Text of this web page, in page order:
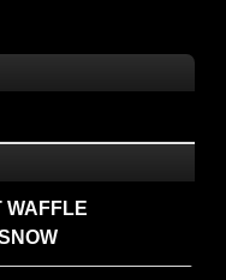
WAFFLE